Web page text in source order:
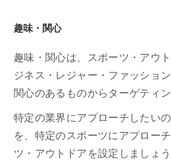
趣味・関心
趣味・関心は、スポーツ・アウ
ジネス・レジャー・ファッショ
関心のあるものからターゲティン
特定の業界にアプローチしたい
を、特定のスポーツにアプロー
ツ・アウトドアを設定しましょう